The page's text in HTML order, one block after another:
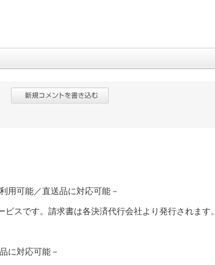
用可能／直送品に対応可能－
スです。請求書は各決済代行会社より発行されま
に対応可能－